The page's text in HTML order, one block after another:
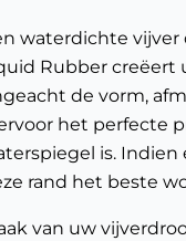
waterdichte
Rubber creëert
de vorm,
het perfecte
is.
rand het beste
van uw